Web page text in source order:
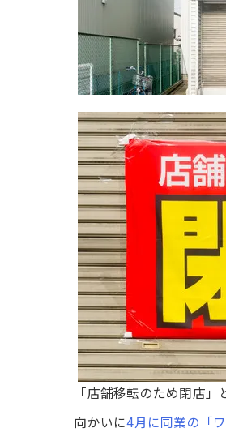
「店舗移転のため閉店
向かいに4月に同業の「ワ